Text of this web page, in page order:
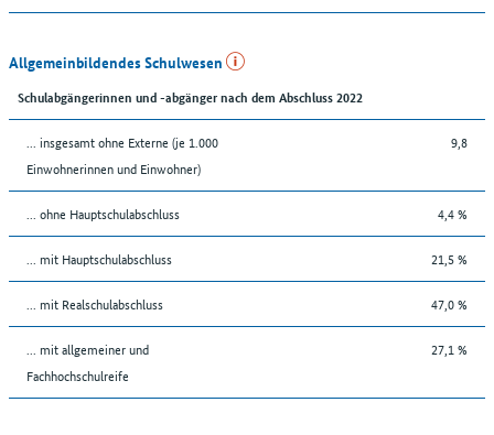
Allgemeinbildendes Schulwesen
Schulabgängerinnen und -abgänger nach dem Abschluss 2022
... insgesamt ohne Externe (je 1.000
Einwohnerinnen und Einwohner)
9,8
... ohne Hauptschulabschluss 4,4 %
... mit Hauptschulabschluss 21,5 %
... mit Realschulabschluss 47,0 %
... mit allgemeiner und
Fachhochschulreife
27,1 %